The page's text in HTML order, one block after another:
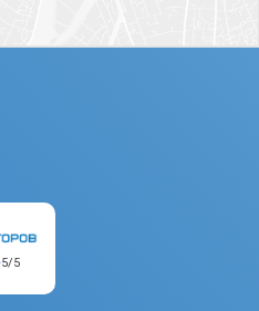
5/5